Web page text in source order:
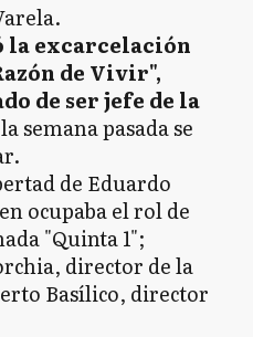
la excarcelación
de Vivir",
de ser jefe de la
semana pasada se
de Eduardo
ocupaba el rol de
"Quinta 1";
director de la
Basílico, director